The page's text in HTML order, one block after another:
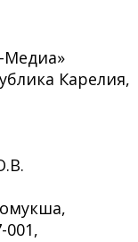
Медиа»
Карелия,
001,